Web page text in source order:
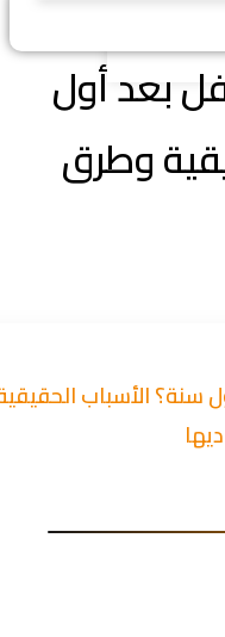
بعد أول
وطرق
الأسباب الحقيقية